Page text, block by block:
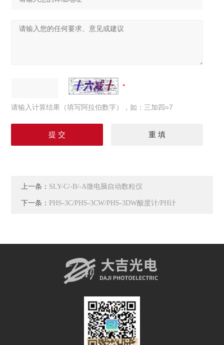
请输入计算结果（填写阿拉伯数字），如：三加四=7
上一条： SLY-C/-B/-A微电脑自动数粒仪
下一条： PHS-3C/PHS-3CW/PHS-3DW酸度计/PH计